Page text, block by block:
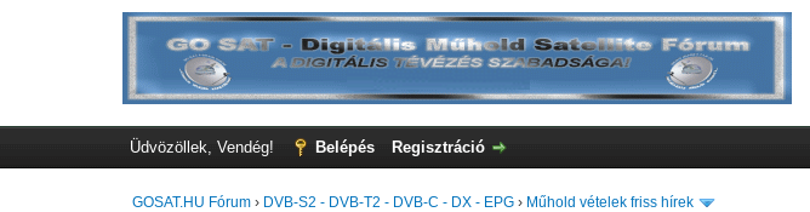
Üdvözöllek, Vendég! Belépés Regisztráció
GOSAT.HU Fórum › DVB-S2 - DVB-T2 - DVB-C - DX - EPG › Műhold vételek friss hírek